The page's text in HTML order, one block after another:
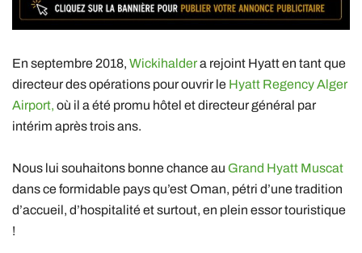
En septembre 2018, Wickihaldera rejoint Hyatt en tant que
directeur des opérations pour ouvrir le Hyatt Regency Alger
Airport, où il a été promu hôtel et directeur général par
intérim après trois ans.
Nous lui souhaitons bonne chance au Grand Hyatt Muscat
dans ce formidable pays qu’est Oman, pétri d’une tradition
d’accueil, d’hospitalité et surtout, en plein essor touristique
!